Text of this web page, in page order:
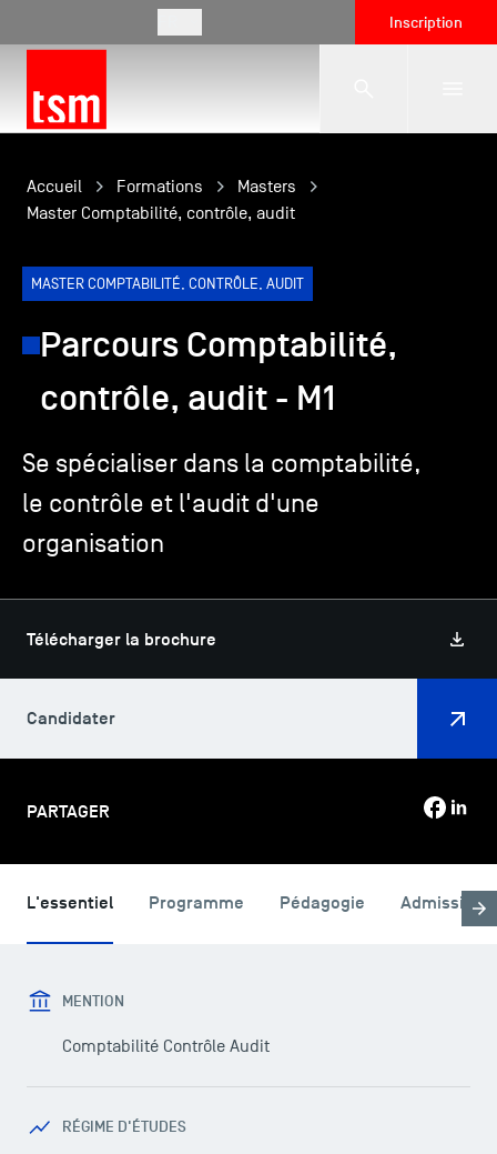
Inscription
L'école
Formations
Vie étudiante
Entreprises
International
TSM Doctoral Programme
Alumni
PARTAGER
Accueil Formations
Masters
Master Comptabilité, contrôle, audit
MASTER COMPTABILITÉ, CONTRÔLE, AUDIT
Parcours Comptabilité,
contrôle, audit - M1
Se spécialiser dans la comptabilité,
le contrôle et l'audit d'une
organisation
Télécharger la brochure
Candidater
L'essentiel Programme Pédagogie Admission
MENTION
Comptabilité Contrôle Audit
RÉGIME D'ÉTUDES